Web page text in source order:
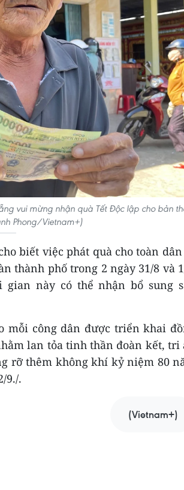
vui mừng nhận quà Tết Độc lập cho bản
Phong/Vietnam+)
biết việc phát quà cho toàn dân
thành phố trong 2 ngày 31/8 và
này có thể nhận bổ sung
mỗi công dân được triển khai
lan tỏa tinh thần đoàn kết, tri
rỡ thêm không khí kỷ niệm 80
9./.
(Vietnam+)